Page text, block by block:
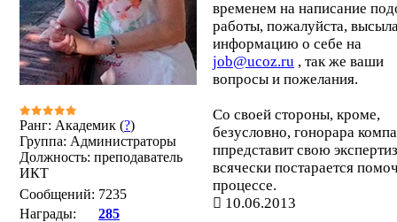
Ранг: Академик (?)
Группа: Администраторы
Должность: преподаватель
ИКТ
Сообщений: 7235
Награды:
285
временем на написание
работы, пожалуйста,
информацию о себе на
job@ucoz.ru , так же ваши
вопросы и пожелания.
Со своей стороны, кроме,
безусловно, гонорара
ппредставит свою
всячески постарается
процессе.
10.06.2013